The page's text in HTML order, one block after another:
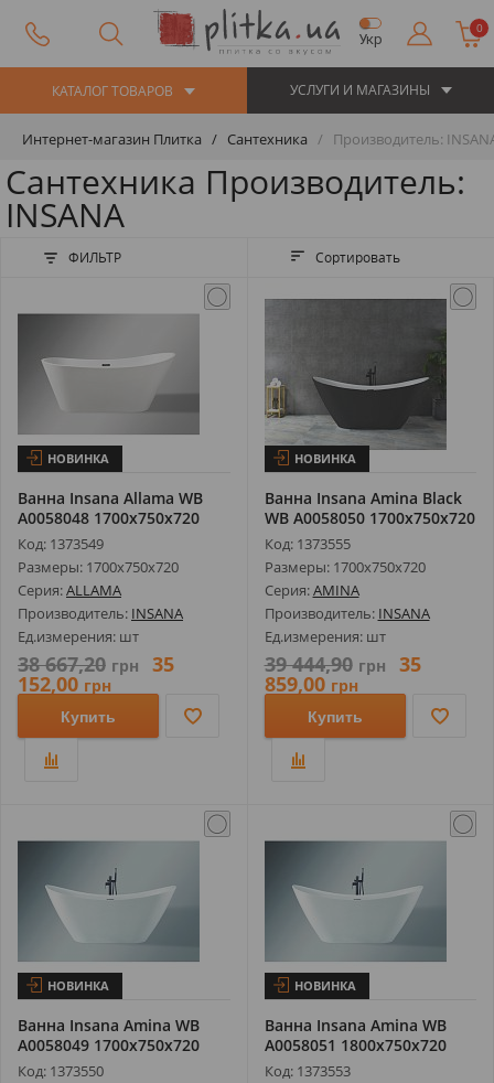
Укр
0
КАТАЛОГ ТОВАРОВ УСЛУГИ И МАГАЗИНЫ
Интернет-магазин Плитка Сантехника Производитель:
Сантехника Производитель:
INSANA
ФИЛЬТР Сортировать
НОВИНКА
Ванна Insana Allama WB
А0058048 1700х750х720
Код: 1373549
Размеры: 1700х750х720
Серия:ALLAMA
Производитель: INSANA
Ед.измерения: шт
38 667,20 грн 35
152,00 грн
Купить
НОВИНКА
Ванна Insana Amina Black
WB А0058050 1700х750х720
Код: 1373555
Размеры: 1700х750х720
Серия:AMINA
Производитель: INSANA
Ед.измерения: шт
39 444,90 грн 35
859,00 грн
Купить
НОВИНКА
Ванна Insana Amina WB
А0058049 1700х750х720
Код: 1373550
НОВИНКА
Ванна Insana Amina WB
А0058051 1800х750х720
Код: 1373553